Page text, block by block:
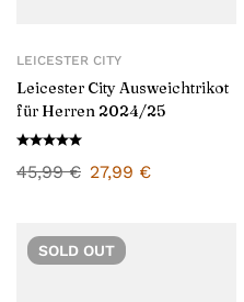
LEICESTER CITY
Leicester City Ausweichtrikot
für Herren 2024/25
45,99€ 27,99 €
SOLD OUT